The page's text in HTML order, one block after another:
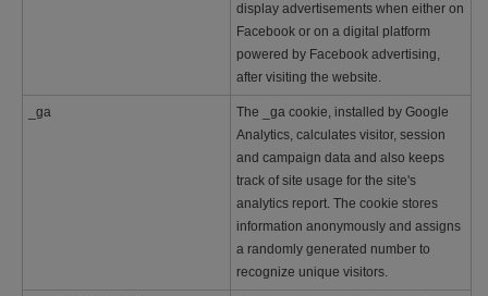
display advertisements when either on
Facebook or on a digital platform
powered by Facebook advertising,
after visiting the website.
_ga
The _ga cookie, installed by Google
Analytics, calculates visitor, session
and campaign data and also keeps
track of site usage for the site's
analytics report. The cookie stores
information anonymously and assigns
a randomly generated number to
recognize unique visitors.